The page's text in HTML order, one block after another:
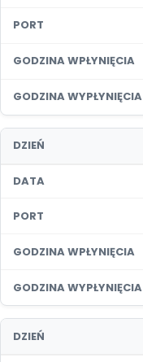
PORT
GODZINA WPŁYNIĘCIA
GODZINA WYPŁYNIĘCIA
DZIEŃ
DATA
PORT
GODZINA WPŁYNIĘCIA
GODZINA WYPŁYNIĘCIA
DZIEŃ